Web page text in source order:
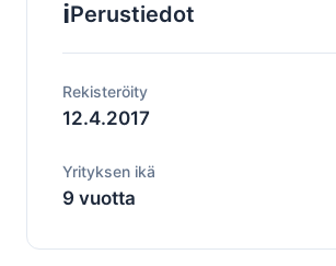
ℹ️Perustiedot
Rekisteröity
12.4.2017
Yrityksen ikä
9 vuotta